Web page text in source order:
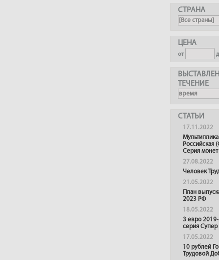
СТРАНА
ЦЕНА
от
ТЕЧЕНИЕ
СТАТЬИ
17.11.2022
Российская
Серия монет
27.08.2022
Человек
21.05.2022
План
2023 РФ
18.05.2022
3 евро
серия
17.05.2022
10 рублей
Трудовой